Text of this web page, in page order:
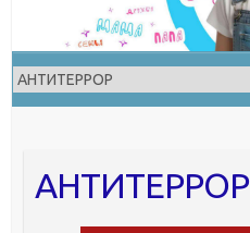
АНТИТЕРРОР